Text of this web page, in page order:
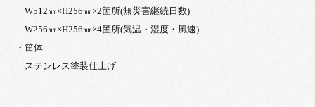
W512㎜×H256㎜×2箇所(無災害継続日数)
W256㎜×H256㎜×4箇所(気温・湿度・風速)
・筐体
ステンレス塗装仕上げ